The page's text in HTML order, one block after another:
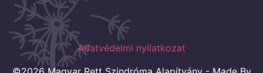
Adatvédelmi nyilatkozat